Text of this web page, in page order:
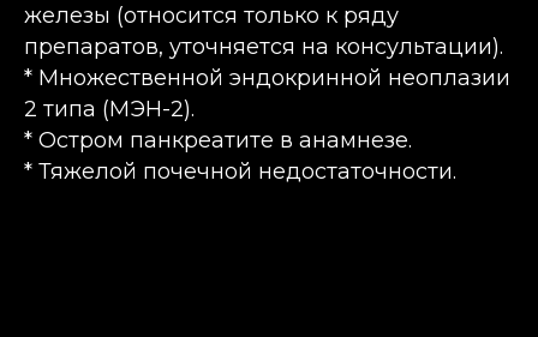
железы (относится только к ряду
препаратов, уточняется на консультации).
* Множественной эндокринной неоплазии
2 типа (МЭН-2).
* Остром панкреатите в анамнезе.
* Тяжелой почечной недостаточности.